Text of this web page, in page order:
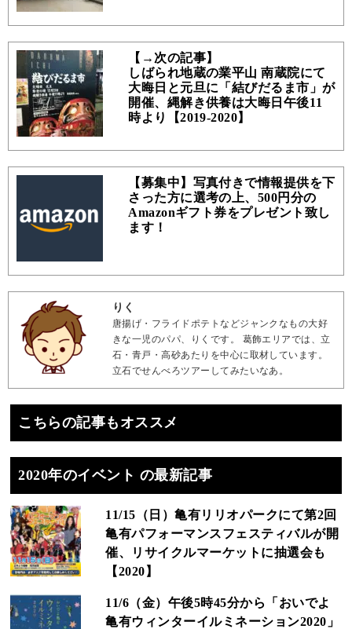
【→次の記事】
しばられ地蔵の業平山 南蔵院にて
大晦日と元旦に「結びだるま市」が
開催、縄解き供養は大晦日午後11
時より【2019-2020】
【募集中】写真付きで情報提供を下
さった方に選考の上、500円分の
Amazonギフト券をプレゼント致し
ます！
りく
唐揚げ・フライドポテトなどジャンクなもの大好
きな一児のパパ、りくです。 葛飾エリアでは、立
石・青戸・高砂あたりを中心に取材しています。
立石でせんべろツアーしてみたいなあ。
こちらの記事もオススメ
2020年のイベント の最新記事
11/15（日）亀有リリオパークにて第2回
亀有パフォーマンスフェスティバルが開
催、リサイクルマーケットに抽選会も
【2020】
11/6（金）午後5時45分から「おいでよ
亀有ウィンターイルミネーション2020」